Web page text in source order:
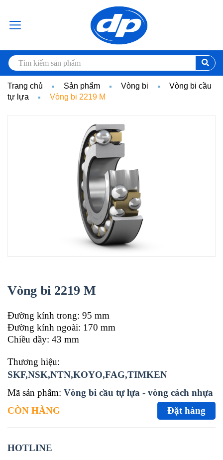
Trang chủ Sản phẩm Vòng bi
Vòng bi cầu
tự lựa
Vòng bi 2219 M
Vòng bi 2219 M
Đường kính trong: 95 mm
Đường kính ngoài: 170 mm
Chiều dầy: 43 mm
Thương hiệu:
SKF,NSK,NTN,KOYO,FAG,TIMKEN
Mã sản phẩm: Vòng bi cầu tự lựa - vòng cách nhựa
CÒN HÀNG
Đặt hàng
HOTLINE